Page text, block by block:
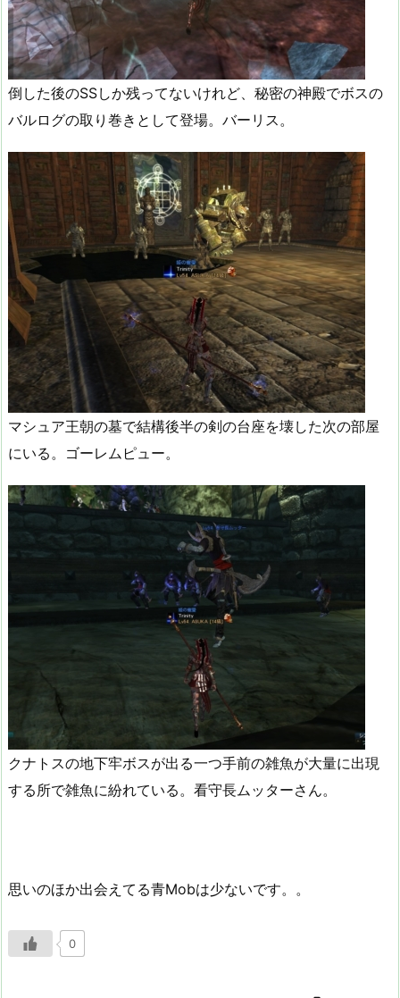
倒した後のSSしか残ってないけれど、秘密の神殿でボスの
バルログの取り巻きとして登場。バーリス。
マシュア王朝の墓で結構後半の剣の台座を壊した次の部屋
にいる。ゴーレムピュー。
クナトスの地下牢ボスが出る一つ手前の雑魚が大量に出現
する所で雑魚に紛れている。看守長ムッターさん。
思いのほか出会えてる青Mobは少ないです。。
0